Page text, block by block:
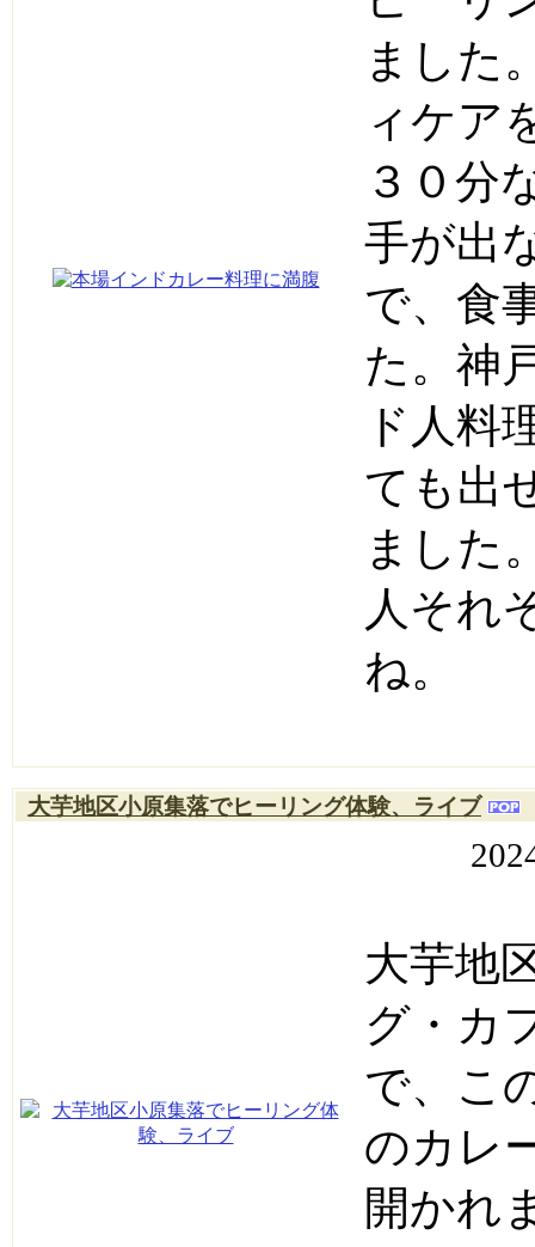
ました
ィケア
３０分
手が出
で、食
た。神
ド人料
ても出
ました
人それ
ね。
大芋地区小原集落でヒーリング体験、ライブ
大芋地
グ・カ
で、こ
のカレ
開かれ